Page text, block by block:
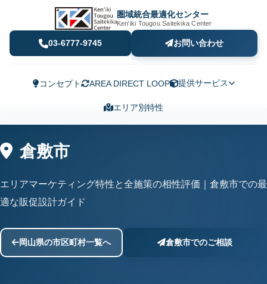
圏域統合最適化センター
Ken'iki Tougou Saitekika Center
03-6777-9745 お問い合わせ
コンセプト AREA DIRECT LOOP 提供サービス
エリア別特性
倉敷市
エリアマーケティング特性と全施策の相性評価｜倉敷市での最
適な販促設計ガイド
岡山県の市区町村一覧へ 倉敷市でのご相談